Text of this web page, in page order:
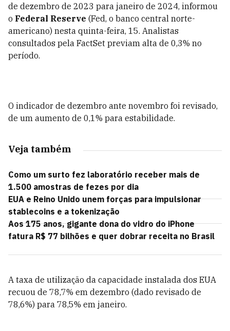
de dezembro de 2023 para janeiro de 2024, informou
o Federal Reserve (Fed, o banco central norte-
americano) nesta quinta-feira, 15. Analistas
consultados pela FactSet previam alta de 0,3% no
período.
O indicador de dezembro ante novembro foi revisado,
de um aumento de 0,1% para estabilidade.
Veja também
Como um surto fez laboratório receber mais de
1.500 amostras de fezes por dia
EUA e Reino Unido unem forças para impulsionar
stablecoins e a tokenização
Aos 175 anos, gigante dona do vidro do iPhone
fatura R$ 77 bilhões e quer dobrar receita no Brasil
A taxa de utilização da capacidade instalada dos EUA
recuou de 78,7% em dezembro (dado revisado de
78,6%) para 78,5% em janeiro.